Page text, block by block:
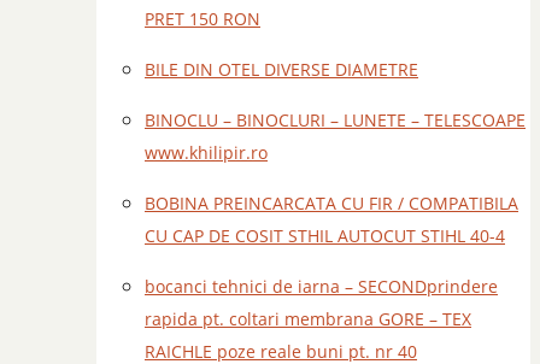
PRET 150 RON
BILE DIN OTEL DIVERSE DIAMETRE
BINOCLU – BINOCLURI – LUNETE – TELESCOAPE
www.khilipir.ro
BOBINA PREINCARCATA CU FIR / COMPATIBILA
CU CAP DE COSIT STHIL AUTOCUT STIHL 40-4
bocanci tehnici de iarna – SECONDprindere
rapida pt. coltari membrana GORE – TEX
RAICHLE poze reale buni pt. nr 40